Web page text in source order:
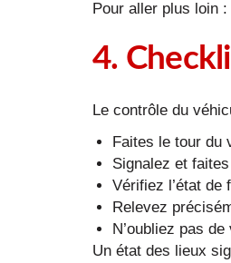
Pour aller plus loin
4.
Le contrôle du
Faites le tour du
Signalez et
Vérifiez l’état de
Relevez
N’oubliez pas
Un état des lieux